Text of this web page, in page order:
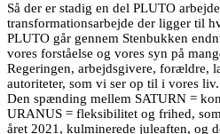
Så der er stadig en del PLUTO
transformationsarbejde der ligger til
PLUTO går gennem Stenbukken
vores forståelse og vores syn på
Regeringen, arbejdsgivere, forældre,
autoriteter, som vi ser op til i vores liv.
Den spænding mellem SATURN =
URANUS = fleksibilitet og frihed,
året 2021, kulminerede juleaften, og